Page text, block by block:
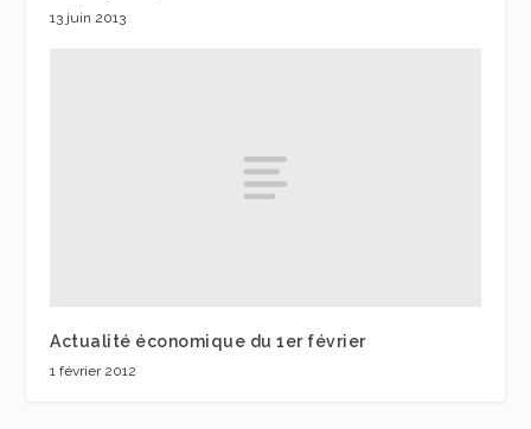
13 juin 2013
Actualité économique du 1er février
1 février 2012